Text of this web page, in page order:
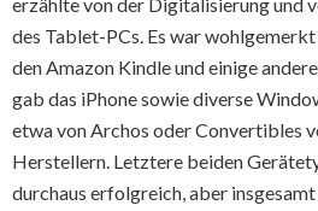
des Tablet-PCs. Es war
den Amazon Kindle und einige
gab das iPhone sowie diverse
etwa von Archos oder Convertibles
Herstellern. Letztere beiden
durchaus erfolgreich, aber